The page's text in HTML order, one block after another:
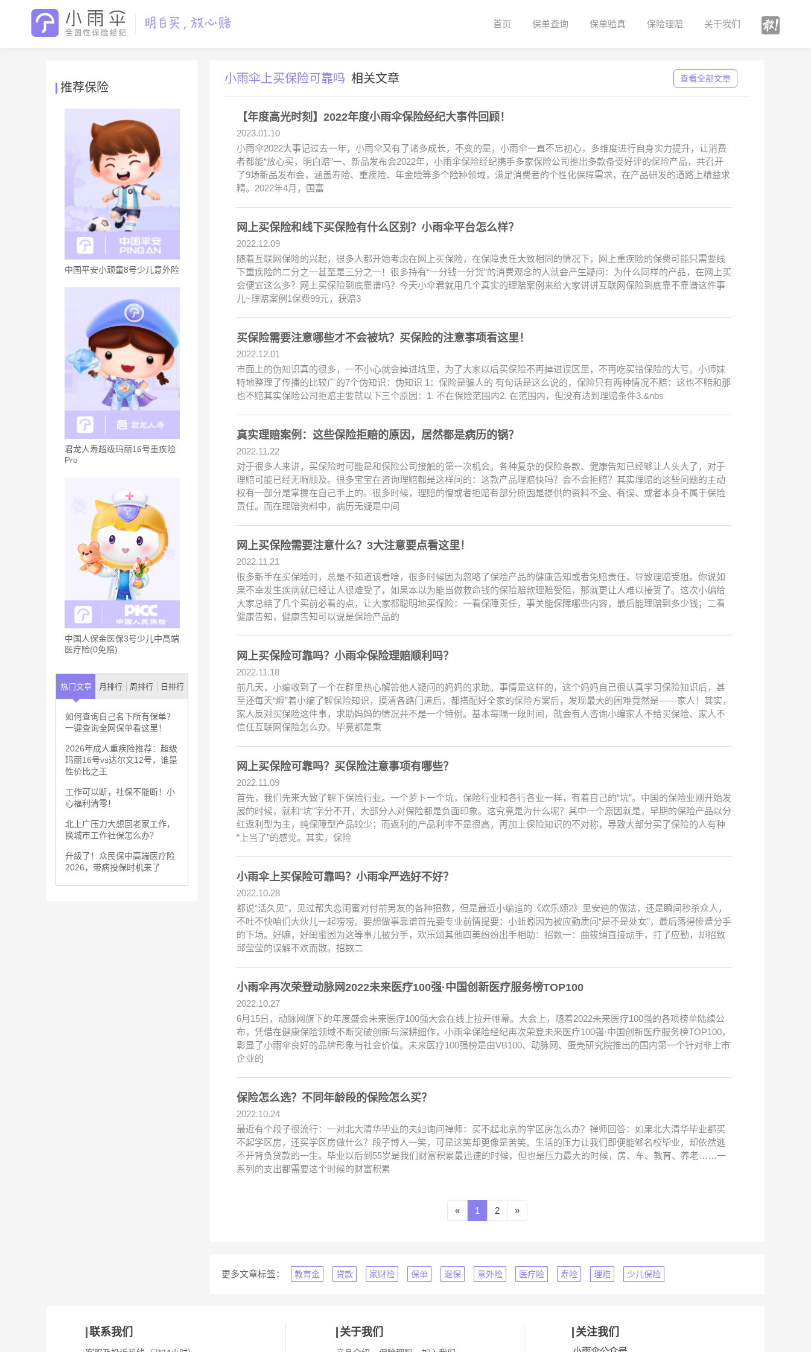
首页 保单查询 保单验真 保险理赔 关于我们
推荐保险
中国平安小顽童8号少儿意外险
君龙人寿超级玛丽16号重疾险
Pro
中国人保金医保3号少儿中高端
医疗险(0免赔)
热门文章 月排行 周排行 日排行
如何查询自己名下所有保单？
一键查询全网保单看这里！
2026年成人重疾险推荐：超级
玛丽16号vs达尔文12号，谁是
性价比之王
工作可以断，社保不能断！小
心福利清零！
北上广压力大想回老家工作，
换城市工作社保怎么办？
升级了！众民保中高端医疗险
2026，带病投保时机来了
小雨伞上买保险可靠吗 相关文章 查看全部文章
【年度高光时刻】2022年度小雨伞保险经纪大事件回顾！
2023.01.10
小雨伞2022大事记过去一年，小雨伞又有了诸多成长，不变的是，小雨伞一直不忘初心，多维度进行自身实力提升，让消费
者都能“放心买，明白赔”一、新品发布会2022年，小雨伞保险经纪携手多家保险公司推出多款备受好评的保险产品，共召开
了9场新品发布会，涵盖寿险、重疾险、年金险等多个险种领域，满足消费者的个性化保障需求，在产品研发的道路上精益求
精。2022年4月，国富
网上买保险和线下买保险有什么区别？小雨伞平台怎么样？
2022.12.09
随着互联网保险的兴起，很多人都开始考虑在网上买保险，在保障责任大致相同的情况下，网上重疾险的保费可能只需要线
下重疾险的二分之一甚至是三分之一！很多持有“一分钱一分货”的消费观念的人就会产生疑问：为什么同样的产品，在网上买
会便宜这么多？网上买保险到底靠谱吗？今天小伞君就用几个真实的理赔案例来给大家讲讲互联网保险到底靠不靠谱这件事
儿~理赔案例1保费99元，获赔3
买保险需要注意哪些才不会被坑？买保险的注意事项看这里！
2022.12.01
市面上的伪知识真的很多，一不小心就会掉进坑里，为了大家以后买保险不再掉进误区里，不再吃买错保险的大亏。小师妹
特地整理了传播的比较广的7个伪知识：伪知识 1：保险是骗人的 有句话是这么说的，保险只有两种情况不赔：这也不赔和那
也不赔其实保险公司拒赔主要就以下三个原因：1. 不在保险范围内2. 在范围内，但没有达到理赔条件3.&nbs
真实理赔案例：这些保险拒赔的原因，居然都是病历的锅？
2022.11.22
对于很多人来讲，买保险时可能是和保险公司接触的第一次机会。各种复杂的保险条款、健康告知已经够让人头大了，对于
理赔可能已经无暇顾及。很多宝宝在咨询理赔都是这样问的：这款产品理赔快吗？会不会拒赔？其实理赔的这些问题的主动
权有一部分是掌握在自己手上的。很多时候，理赔的慢或者拒赔有部分原因是提供的资料不全、有误、或者本身不属于保险
责任。而在理赔资料中，病历无疑是中间
网上买保险需要注意什么？3大注意要点看这里！
2022.11.21
很多新手在买保险时，总是不知道该看啥，很多时候因为忽略了保险产品的健康告知或者免赔责任，导致理赔受阻。你说如
果不幸发生疾病就已经让人很难受了，如果本以为能当做救命钱的保险赔款理赔受阻，那就更让人难以接受了。这次小编给
大家总结了几个买前必看的点，让大家都聪明地买保险：一看保障责任，事关能保障哪些内容，最后能理赔到多少钱；二看
健康告知，健康告知可以说是保险产品的
网上买保险可靠吗？小雨伞保险理赔顺利吗？
2022.11.18
前几天，小编收到了一个在群里热心解答他人疑问的妈妈的求助。事情是这样的，这个妈妈自己很认真学习保险知识后，甚
至还每天“缠”着小编了解保险知识，摸清各路门道后，都搭配好全家的保险方案后，发现最大的困难竟然是——家人！其实，
家人反对买保险这件事，求助妈妈的情况并不是一个特例。基本每隔一段时间，就会有人咨询小编家人不给买保险、家人不
信任互联网保险怎么办。毕竟都是秉
网上买保险可靠吗？买保险注意事项有哪些？
2022.11.09
首先，我们先来大致了解下保险行业。一个萝卜一个坑，保险行业和各行各业一样，有着自己的“坑”。中国的保险业刚开始发
展的时候，就和“坑”字分不开，大部分人对保险都是负面印象。这究竟是为什么呢？其中一个原因就是，早期的保险产品以分
红返利型为主，纯保障型产品较少；而返利的产品利率不是很高，再加上保险知识的不对称，导致大部分买了保险的人有种
“上当了”的感觉。其实，保险
小雨伞上买保险可靠吗？小雨伞严选好不好？
2022.10.28
都说“活久见”，见过帮失恋闺蜜对付前男友的各种招数，但是最近小编追的《欢乐颂2》里安迪的做法，还是瞬间秒杀众人，
不吐不快咱们大伙儿一起唠唠。要想做事靠谱首先要专业前情提要：小蚯蚓因为被应勤质问“是不是处女”，最后落得惨遭分手
的下场。好嘛，好闺蜜因为这等事儿被分手，欢乐颂其他四美纷纷出手相助：招数一：曲筱绡直接动手，打了应勤，却招致
邱莹莹的误解不欢而散。招数二
小雨伞再次荣登动脉网2022未来医疗100强·中国创新医疗服务榜TOP100
2022.10.27
6月15日，动脉网旗下的年度盛会未来医疗100强大会在线上拉开帷幕。大会上，随着2022未来医疗100强的各项榜单陆续公
布，凭借在健康保险领域不断突破创新与深耕细作，小雨伞保险经纪再次荣登未来医疗100强·中国创新医疗服务榜TOP100，
彰显了小雨伞良好的品牌形象与社会价值。未来医疗100强榜是由VB100、动脉网、蛋壳研究院推出的国内第一个针对非上市
企业的
保险怎么选？不同年龄段的保险怎么买？
2022.10.24
最近有个段子很流行：一对北大清华毕业的夫妇询问禅师：买不起北京的学区房怎么办？禅师回答：如果北大清华毕业都买
不起学区房，还买学区房做什么？段子博人一笑，可是这笑却更像是苦笑。生活的压力让我们即便能够名校毕业，却依然逃
不开背负贷款的一生。毕业以后到55岁是我们财富积累最迅速的时候，但也是压力最大的时候，房、车、教育、养老……一
系列的支出都需要这个时候的财富积累
« 1 2 »
更多文章标签： 教育金 贷款 家财险 保单 退保 意外险 医疗险 寿险 理赔 少儿保险
联系我们 关于我们 关注我们